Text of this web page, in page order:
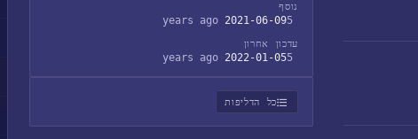
נוסף
2021-06-095 years ago
עדכון אחרון
2022-01-055 years ago
כל הדליפות